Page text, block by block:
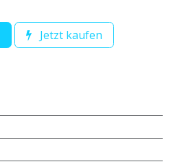
Jetzt kaufen